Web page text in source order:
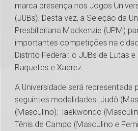
marca presença nos Jogos
(JUBs). Desta vez, a Seleção da
Presbiteriana Mackenzie (UPM)
importantes competições na
Distrito Federal: o JUBs de Lutas e
Raquetes e Xadrez.
A Universidade será representada
seguintes modalidades: Judô
(Masculino); Taekwondo
Tênis de Campo (Masculino e